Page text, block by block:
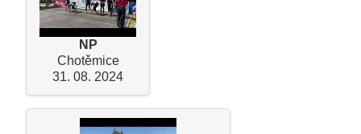
NP
Chotěmice
31. 08. 2024